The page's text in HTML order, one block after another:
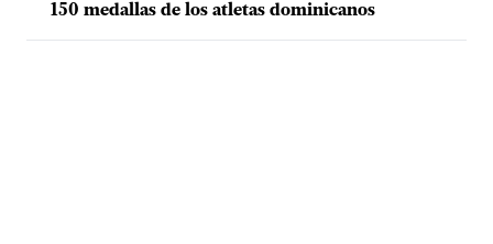
150 medallas de los atletas dominicanos